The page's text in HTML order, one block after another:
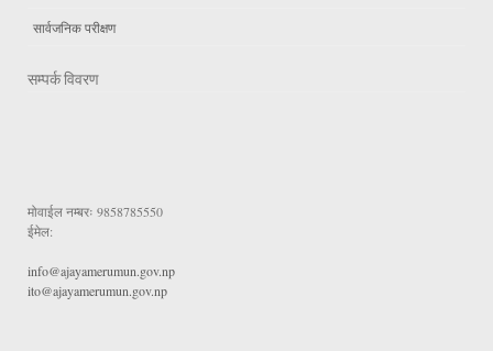
सार्वजनिक परीक्षण
सम्पर्क विवरण
मोवाईल नम्बरः 9858785550
ईमेल:
info@ajayamerumun.gov.np
ito@ajayamerumun.gov.np